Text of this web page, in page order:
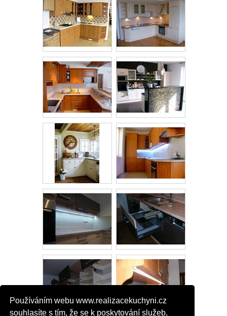
Používáním webu www.realizacekuchyni.cz
souhlasíte s tím, že se k poskytování služeb,